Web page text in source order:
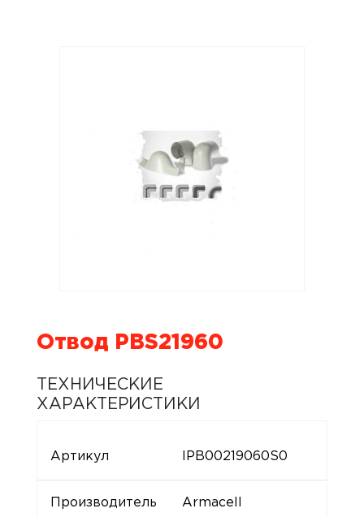
Отвод PBS21960
ТЕХНИЧЕСКИЕ
ХАРАКТЕРИСТИКИ
Артикул IPB00219060S0
Производитель Armacell